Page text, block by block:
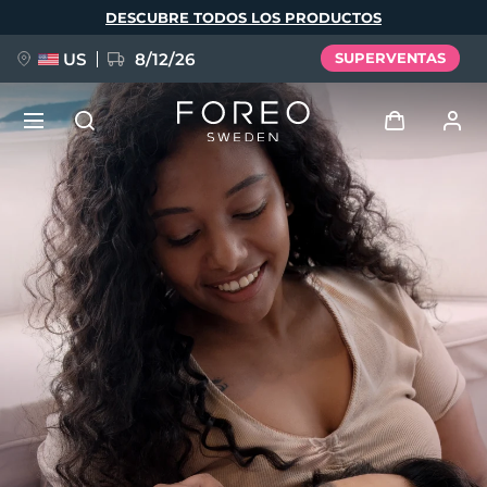
DESCUBRE TODOS LOS PRODUCTOS
US 8/12/26 SUPERVENTAS
Iniciar sesión
Perfil de usuario
Mis dispositivos
Mis pedidos
Mis direcciones
Mis suscripciones
NUEVO
FAQ™ Pure Beauty-Tech Elixir
BREAKING NEWS
issa™ Teeth Whitening Set
Idioma
English Deutsch
Español
Français
Italiano
Português
Polski
Svenska
Русский
Türkçe
简体中文 繁體中文